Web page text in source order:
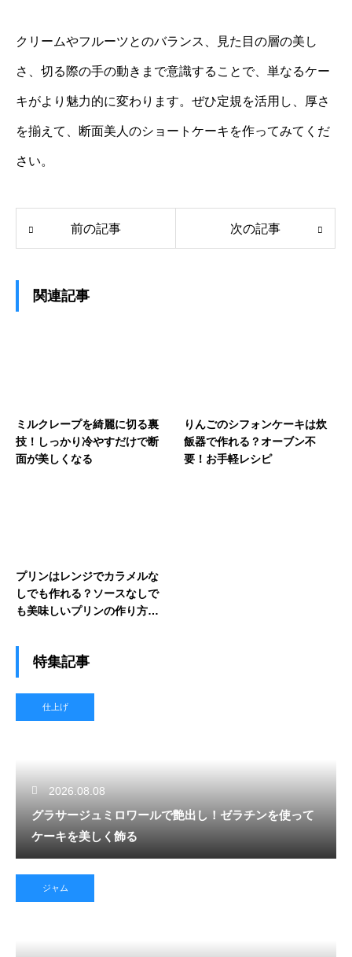
クリームやフルーツとのバランス、見た目の層の美し
さ、切る際の手の動きまで意識することで、単なるケー
キがより魅力的に変わります。ぜひ定規を活用し、厚さ
を揃えて、断面美人のショートケーキを作ってみてくだ
さい。
前の記事 次の記事
関連記事
ミルクレープを綺麗に切る裏
技！しっかり冷やすだけで断
面が美しくなる
りんごのシフォンケーキは炊
飯器で作れる？オーブン不
要！お手軽レシピ
プリンはレンジでカラメルな
しでも作れる？ソースなしで
も美味しいプリンの作り方を
特集記事
仕上げ
2026.08.08
グラサージュミロワールで艶出し！ゼラチンを使って
ケーキを美しく飾る
ジャム